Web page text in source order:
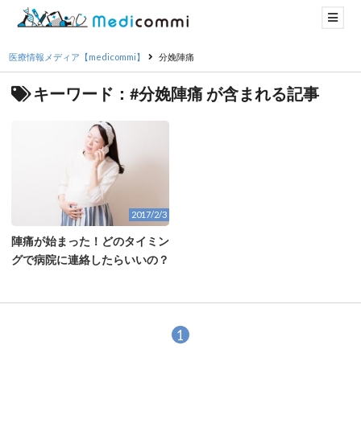
医療情報メディア【medicommi】 分娩陣痛
キーワード：#分娩陣痛 が含まれる記事
2017/2/3
陣痛が始まった！どのタイミン
グで病院に連絡したらいいの？
1